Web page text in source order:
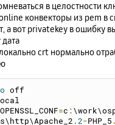
в целостности
конвекторы из pem в
а вот privatekey в ошибку
дата
crt нормально
off
OPENSSL_CONF=c :
. 2-PHP_5 .